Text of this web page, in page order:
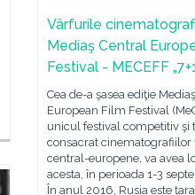
Vârfurile
Mediaş Central
Festival - MECEFF
Cea de-a şasea ediţie
European Film Festival
unicul festival competitiv şi
consacrat cinematografiilor
central-europene, va avea
acesta, în perioada 1-3
În anul 2016, Rusia este țara